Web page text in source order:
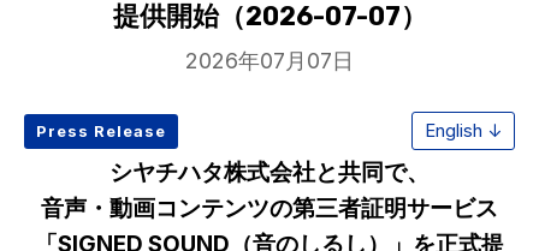
提供開始（2026-07-07）
2026年07月07日
Press Release English ↓
シヤチハタ株式会社と共同で、
音声・動画コンテンツの第三者証明サービス
「SIGNED SOUND（音のしるし）」を正式提